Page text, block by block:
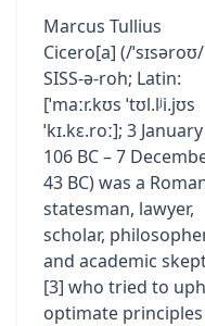
Marcus Tullius
Cicero[a] (/ˈsɪsəroʊ/
SISS-ə-roh; Latin:
[ˈmaːr.kʊs ˈtʊl.lʲi.jʊs
ˈkɪ.kɛ.roː]; 3 January
106 BC – 7
43 BC) was a
statesman, lawyer,
scholar,
and academic
[3] who tried to
optimate